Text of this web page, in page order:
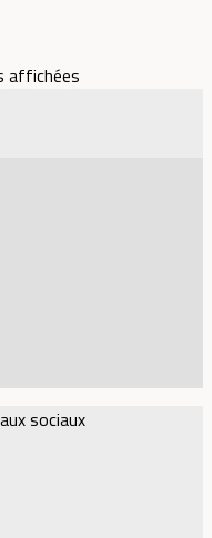
affichées
sociaux